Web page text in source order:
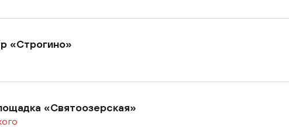
«Строгино»
«Святоозерская»